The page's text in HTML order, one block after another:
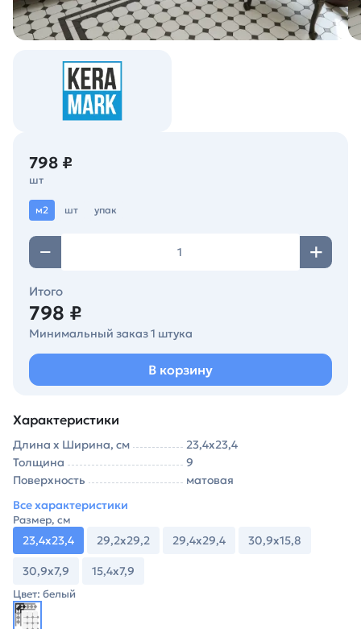
798 ₽
шт
м2 шт упак
Итого
798 ₽
Минимальный заказ 1 штука
В корзину
Характеристики
Длина х Ширина, см
23,4х23,4
Толщина
9
Поверхность
матовая
Все характеристики
Размер, см
23,4х23,4 29,2х29,2 29,4х29,4 30,9х15,8
30,9х7,9 15,4х7,9
Цвет: белый